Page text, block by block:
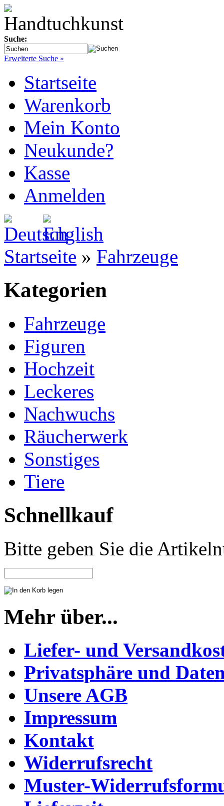
Suche:
Erweiterte Suche »
Startseite
Warenkorb
Mein Konto
Neukunde?
Kasse
Anmelden
Startseite » Fahrzeuge
Kategorien
Fahrzeuge
Figuren
Hochzeit
Leckeres
Nachwuchs
Räucherwerk
Sonstiges
Tiere
Schnellkauf
Bitte geben Sie die
Mehr über...
Liefer- und
Privatsphäre und
Unsere AGB
Impressum
Kontakt
Widerrufsrecht
Muster-